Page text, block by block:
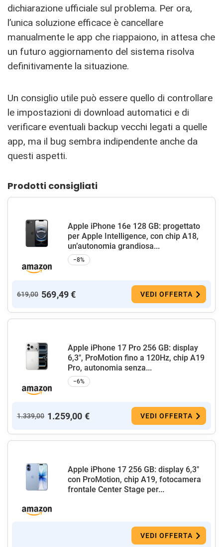
dichiarazione ufficiale sul problema. Per ora,
l’unica soluzione efficace è cancellare
manualmente le app che riappaiono, in attesa che
un futuro aggiornamento del sistema risolva
definitivamente la situazione.
Un consiglio utile può essere quello di controllare
le impostazioni di download automatici e di
verificare eventuali backup vecchi legati a quelle
app, ma il bug sembra indipendente anche da
questi aspetti.
Prodotti consigliati
Apple iPhone 16e 128 GB: progettato
per Apple Intelligence, con chip A18,
un’autonomia grandiosa...
−8%
619,00 569,49 € VEDI OFFERTA
Apple iPhone 17 Pro 256 GB: display
6,3", ProMotion fino a 120Hz, chip A19
Pro, autonomia senza...
−6%
1.339,00 1.259,00 € VEDI OFFERTA
Apple iPhone 17 256 GB: display 6,3"
con ProMotion, chip A19, fotocamera
frontale Center Stage per...
VEDI OFFERTA